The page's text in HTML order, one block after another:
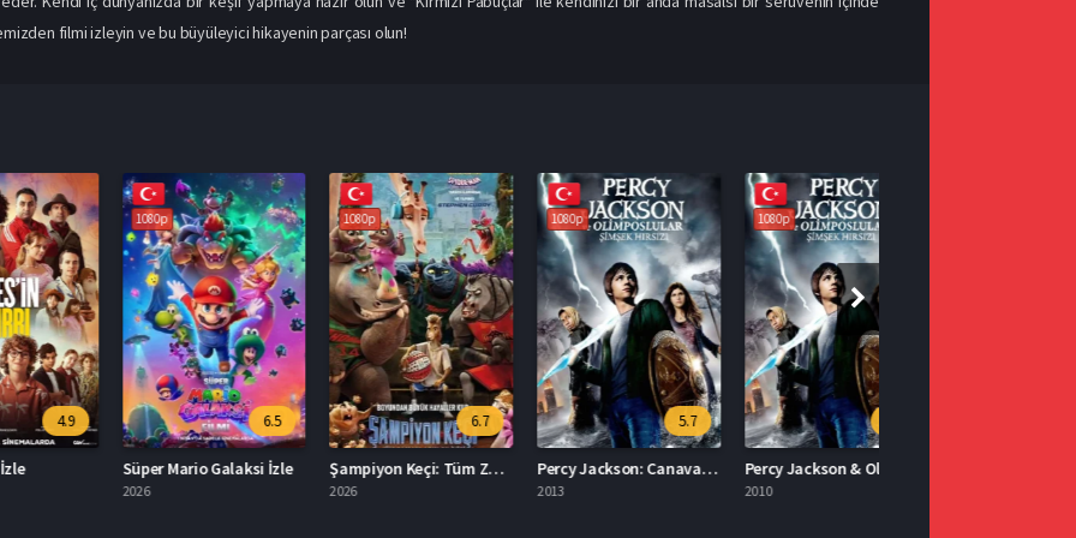
filmi izleyin ve bu büyüleyici hikayenin parçası olun!
4.9
1080p
6.5
Süper Mario Galaksi İzle
1080p
6.7
Şampiyon Keçi: Tüm Zamanların En İyisi Türkçe Dublaj İzle
1080p
5.7
Percy Jackson: Canavarlar Denizi Türkçe Dublaj İzle
1080p
5.9
Percy Jackson & Olimposlular: Şimşek Hırsızı 2010 İzle